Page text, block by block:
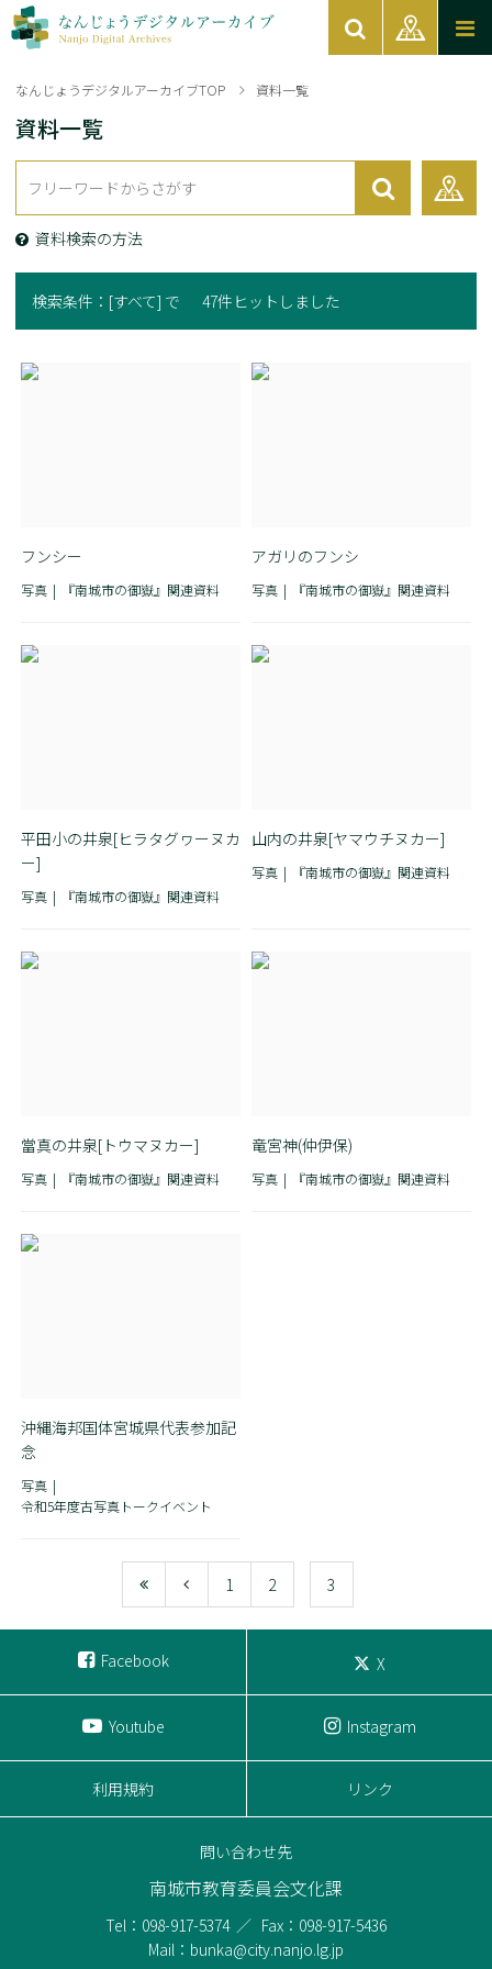
なんじょうデジタルアーカイブTOP 資料一覧
資料一覧
資料検索の方法
検索条件： [すべて] で 47件ヒットしました
フンシー
写真 『南城市の御嶽』関連資料
アガリのフンシ
写真 『南城市の御嶽』関連資料
平田小の井泉[ヒラタグヮーヌカ
ー]
写真 『南城市の御嶽』関連資料
山内の井泉[ヤマウチヌカー]
写真 『南城市の御嶽』関連資料
當真の井泉[トウマヌカー]
写真 『南城市の御嶽』関連資料
竜宮神(仲伊保)
写真 『南城市の御嶽』関連資料
沖縄海邦国体宮城県代表参加記
念
写真
令和5年度古写真トークイベント
1 2 3
Facebook X
Youtube Instagram
利用規約 リンク
問い合わせ先
南城市教育委員会文化課
Tel：098-917-5374
Fax：098-917-5436
Mail：bunka@city.nanjo.lg.jp